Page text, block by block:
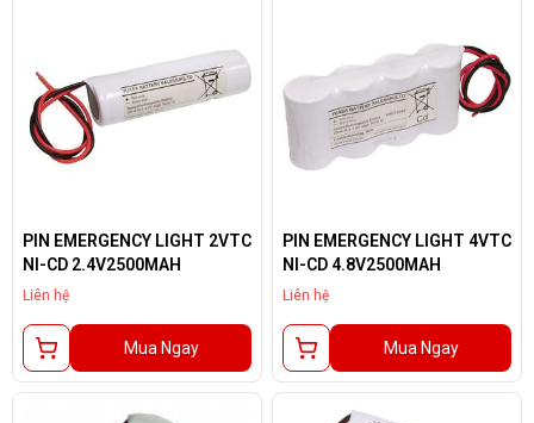
PIN EMERGENCY LIGHT 2VTC
NI-CD 2.4V2500MAH
Liên hệ
Mua Ngay
PIN EMERGENCY LIGHT 4VTC
NI-CD 4.8V2500MAH
Liên hệ
Mua Ngay